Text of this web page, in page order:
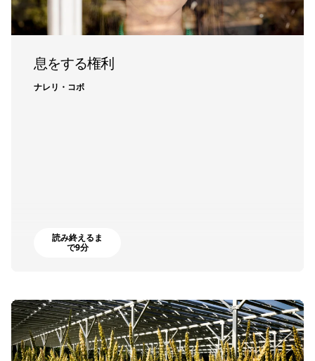
息をする権利
ナレリ・コボ
読み終えるま
で9分